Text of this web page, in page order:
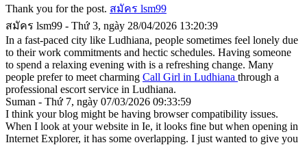
Thank you for the post. สมัคร lsm99
สมัคร lsm99 - Thứ 3, ngày 28/04/2026 13:20:39
In a fast-paced city like Ludhiana, people sometimes feel lonely due
to their work commitments and hectic schedules. Having someone
to spend a relaxing evening with is a refreshing change. Many
people prefer to meet charming Call Girl in Ludhiana through a
professional escort service in Ludhiana.
Suman - Thứ 7, ngày 07/03/2026 09:33:59
I think your blog might be having browser compatibility issues.
When I look at your website in Ie, it looks fine but when opening in
Internet Explorer, it has some overlapping. I just wanted to give you